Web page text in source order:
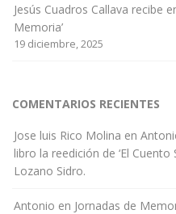
Jesús Cuadros Callava recibe
Memoria’
19 diciembre, 2025
COMENTARIOS RECIENTES
Jose luis Rico Molina en
libro la reedición de ‘El
Lozano Sidro.
Antonio en Jornadas de